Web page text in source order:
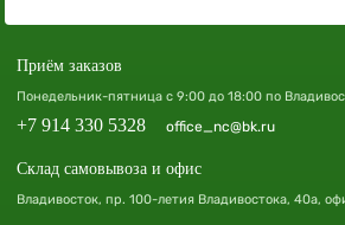
Приём заказов
Понедельник-пятница с 9:00 до 18:00 по
+7 914 330 5328 office_nc@bk.ru
Склад самовывоза и офис
Владивосток, пр. 100-летия Владивостока, 40а,